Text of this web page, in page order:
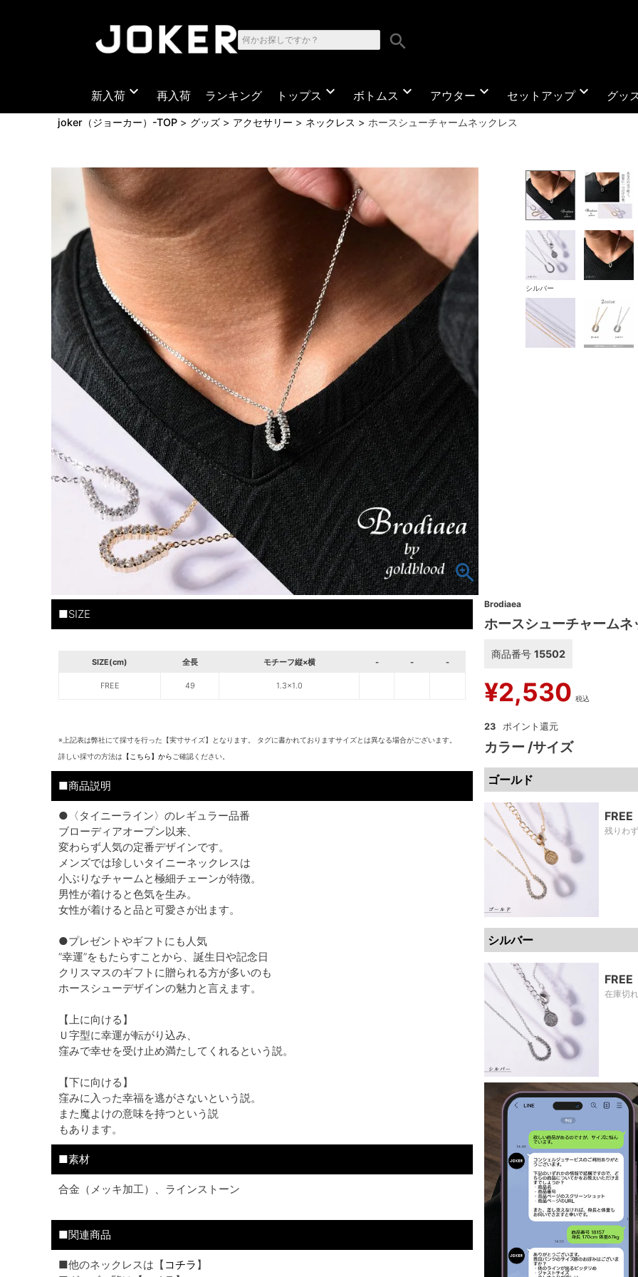
search
新入荷 expand_more 再入荷 ランキング トップス expand_more ボトムス expand_more アウター expand_more セットアップexpand_more グッ
joker（ジョーカー）-TOP グッズ アクセサリー ネックレス ホースシューチャームネックレス
シルバー
■SIZE
SIZE(cm) 全長 モチーフ縦×横 - - -
FREE 49 1.3×1.0
※上記表は弊社にて採寸を行った【実寸サイズ】となります。 タグに書かれておりますサイズとは異なる場合がございます。
詳しい採寸の方法は 【こちら】から ご確認ください。
■商品説明
●〈タイニーライン〉のレギュラー品番
ブローディアオープン以来、
変わらず人気の定番デザインです。
メンズでは珍しいタイニーネックレスは
小ぶりなチャームと極細チェーンが特徴。
男性が着けると色気を生み。
女性が着けると品と可愛さが出ます。
●プレゼントやギフトにも人気
“幸運”をもたらすことから、誕生日や記念日
クリスマスのギフトに贈られる方が多いのも
ホースシューデザインの魅力と言えます。
【上に向ける】
Ｕ字型に幸運が転がり込み、
窪みで幸せを受け止め満たしてくれるという説。
【下に向ける】
窪みに入った幸福を逃がさないという説。
また魔よけの意味を持つという説
もあります。
■素材
合金（メッキ加工）、ラインストーン
■関連商品
■他のネックレスは【 コチラ 】
Brodiaea
ホースシューチャームネ
商品番号 15502
¥2,530 税込
23
カラー サイズ
ゴールド
FREE
残りわ
シルバー
FREE
在庫切れ